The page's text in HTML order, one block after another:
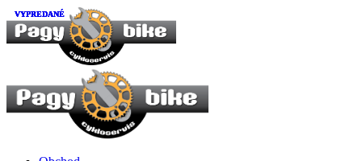
VYPREDANÉ
VYPREDANÉ
VYPREDANÉ
VYPREDANÉ
VYPREDANÉ